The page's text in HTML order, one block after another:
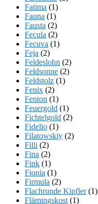
Fatima (1)
Fauna (1)
Fausta (2)
Fecula (2)
Fecuva (1)
Feja (2)
Feldeslohn (2)
Feldsonne (2)
Feldstolz (1)
Fenix (2)
Fenton (1)
Feuergold (1)
Fichtelgold (2)
Fidelio (1)
Filatowskiy (2)
Filli (2)
Fina (2)
Fink (1)
Fionia (1)
Firmula (2)
Flachrunde Kipfler(1)
Flämingskost (1)